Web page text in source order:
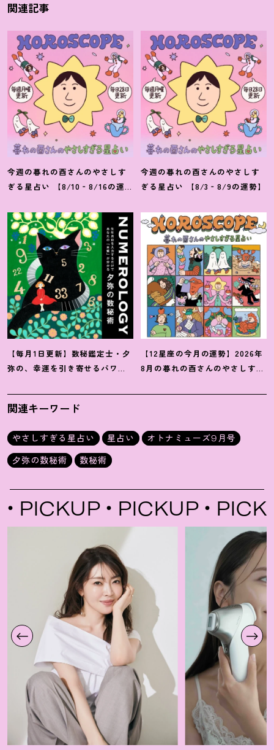
関連記事
今週の暮れの酉さんのやさしす
ぎる星占い 【8/10‐8/16の運
今週の暮れの酉さんのやさしす
ぎる星占い 【8/3‐8/9の運勢】
【毎月1日更新】数秘鑑定士・夕
弥の、幸運を引き寄せるパワー
【12星座の今月の運勢】2026年
8月の暮れの酉さんのやさしすぎ
関連キーワード
やさしすぎる星占い 星占い
オトナミューズ9月号
夕弥の数秘術
数秘術
PICKUP PICKUP